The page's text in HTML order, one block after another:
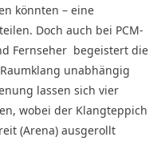
könnten – eine
Doch auch bei PCM-
Fernseher begeistert die
unabhängig
lassen sich vier
wobei der Klangteppich
(Arena) ausgerollt